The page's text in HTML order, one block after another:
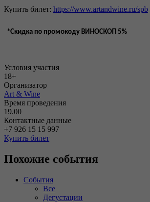
Купить билет: https://www.artandwine.ru/spb
*Скидка по промокоду ВИНОСКОП 5%
Условия участия
18+
Организатор
Art & Wine
Время проведения
19.00
Контактные данные
+7 926 15 15 997
Купить билет
Похожие события
События
Все
Дегустации